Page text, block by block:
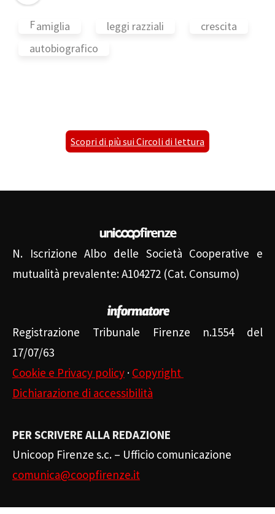
Famiglia leggi razziali
crescita
autobiografico
Scopri di più sui Circoli di lettura
N. Iscrizione Albo delle Società Cooperative e
mutualità prevalente: A104272 (Cat. Consumo)
Registrazione Tribunale Firenze n.1554 del
17/07/63
Cookie e Privacy policy · Copyright
Dichiarazione di accessibilità
PER SCRIVERE ALLA REDAZIONE
Unicoop Firenze s.c. – Ufficio comunicazione
comunica@coopfirenze.it